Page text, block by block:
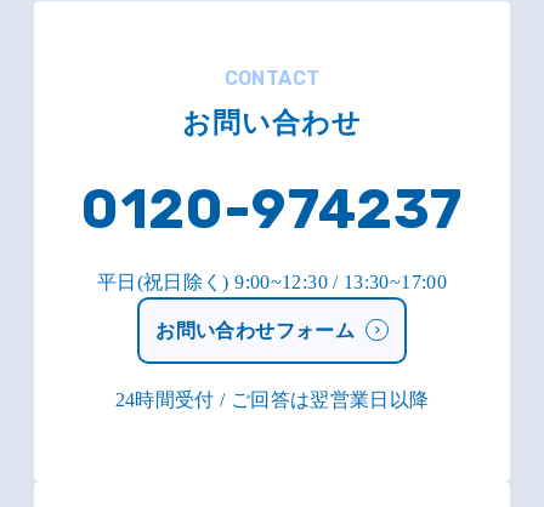
CONTACT
お問い合わせ
0120-974237
平日(祝日除く) 9:00~12:30 / 13:30~17:00
お問い合わせフォーム
24時間受付 / ご回答は翌営業日以降